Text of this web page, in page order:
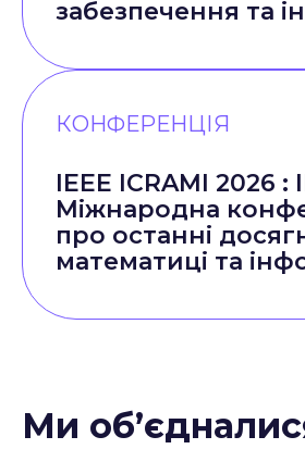
забезпечення та
КОНФЕРЕНЦІЯ
IEEE ICRAMI 2026 :
Міжнародна
про останні
математиці та
Ми